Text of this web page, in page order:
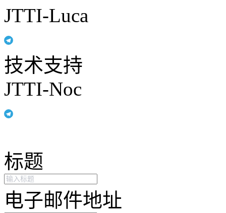
JTTI-Luca
技术支持
JTTI-Noc
标题
电子邮件地址